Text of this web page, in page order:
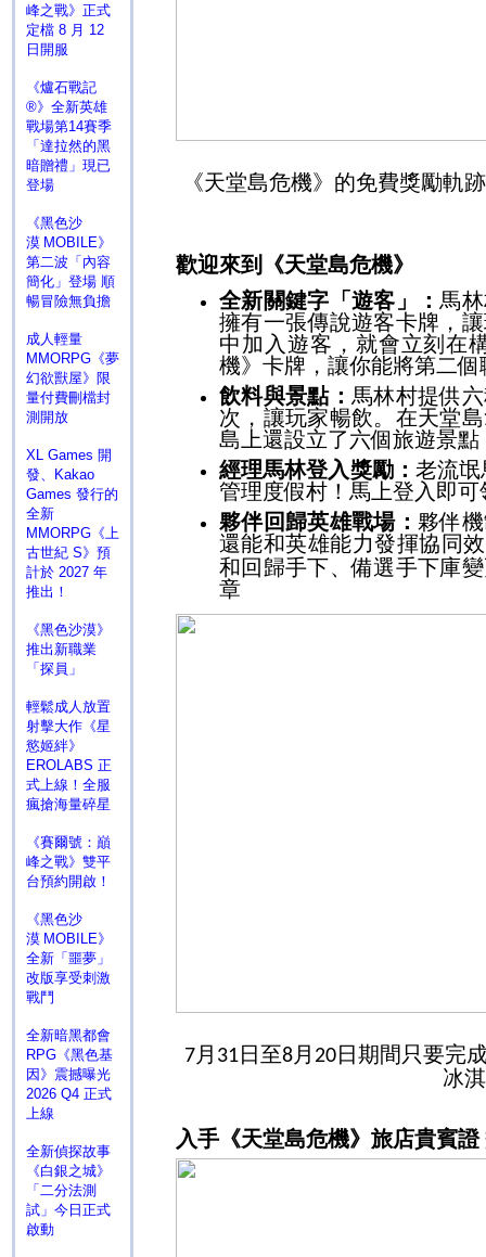
峰之戰》正式
定檔 8 月 12
日開服
《爐石戰記
®》全新英雄
戰場第14賽季
「達拉然的黑
暗贈禮」現已
登場
《黑色沙
漠 MOBILE》
第二波「內容
簡化」登場 順
暢冒險無負擔
成人輕量
MMORPG《夢
幻欲獸屋》限
量付費刪檔封
測開放
XL Games 開
發、Kakao
Games 發行的
全新
MMORPG《上
古世紀 S》預
計於 2027 年
推出！
《黑色沙漠》
推出新職業
「探員」
輕鬆成人放置
射擊大作《星
慾姬絆》
EROLABS 正
式上線！全服
瘋搶海量碎星
《賽爾號：巔
峰之戰》雙平
台預約開啟！
《黑色沙
漠 MOBILE》
全新「噩夢」
改版享受刺激
戰鬥
全新暗黑都會
RPG《黑色基
因》震撼曝光
2026 Q4 正式
上線
全新偵探故事
《白銀之城》
「二分法測
試」今日正式
啟動
《天堂島危機》的免費獎勵軌
歡迎來到《天堂島危機》
全新關鍵字「遊客」： 馬
擁有一張傳說遊客卡牌，
中加入遊客，就會立刻在
機》卡牌，讓你能將第二
飲料與景點： 馬林村提供
次，讓玩家暢飲。在天堂
島上還設立了六個旅遊景
經理馬林登入獎勵： 老流
管理度假村！馬上登入即
夥伴回歸英雄戰場： 夥伴
還能和英雄能力發揮協同
和回歸手下、備選手下庫
章
7 月 31 日至8 月 20 日期間只要完
冰
入手《天堂島危機》旅店貴賓